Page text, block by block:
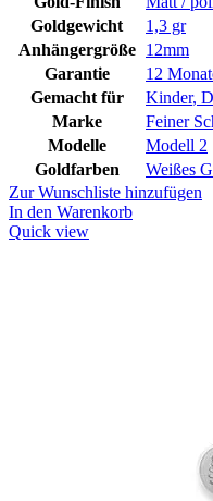
Goldgewicht
1,3 gr
Anhängergröße
12mm
Garantie
12
Gemacht für
Kinder,
Marke
Feiner
Modelle
Modell 2
Goldfarben
Weißes
Zur Wunschliste hinzufügen
In den Warenkorb
Quick view